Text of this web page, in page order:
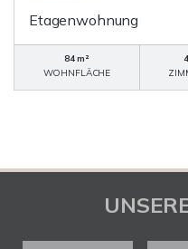
Etagenwohnung
84 m²
WOHNFLÄCHE
4